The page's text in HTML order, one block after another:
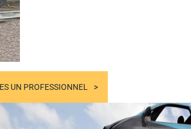
UN PROFESSIONNEL